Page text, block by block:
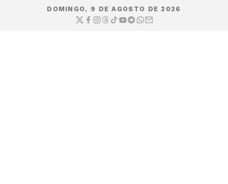
DOMINGO, 9 DE AGOSTO DE 2026